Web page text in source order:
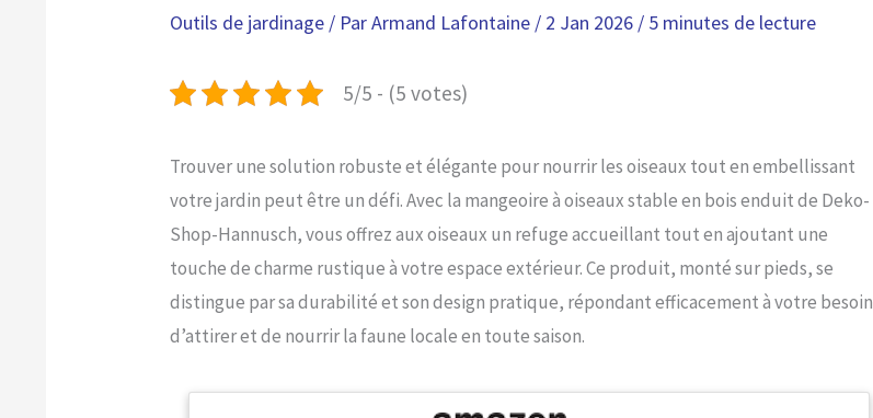
Outils de jardinage / ParArmand Lafontaine / 2 Jan 2026 / 5 minutes de lecture
5/5 - (5 votes)
Trouver une solution robuste et élégante pour nourrir les oiseaux tout en embellissant
votre jardin peut être un défi. Avec la mangeoire à oiseaux stable en bois enduit de Deko-
Shop-Hannusch, vous offrez aux oiseaux un refuge accueillant tout en ajoutant une
touche de charme rustique à votre espace extérieur. Ce produit, monté sur pieds, se
distingue par sa durabilité et son design pratique, répondant efficacement à votre besoin
d’attirer et de nourrir la faune locale en toute saison.